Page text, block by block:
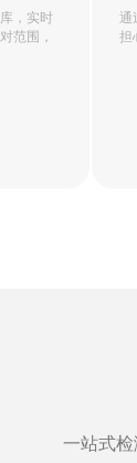
，实时
范围，
通
担
一站式